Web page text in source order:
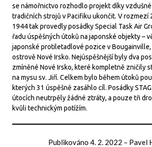
se námořnictvo rozhodlo projekt díky
tradičních strojů v Pacifiku ukončit. V rozmezí
1944 tak provedly posádky Special Task Air
řadu úspěšných útoků na japonské objekty –
japonské protiletadlové pozice v Bougainville,
ostrově Nové Irsko. Nejúspěšnější byly dva
zmíněné Nové Irsko, které kompletně zničily
na mysu sv. Jiří. Celkem bylo během útoků
kterých 31 úspěšně zasáhlo cíl. Posádky
útocích neutrpěly žádné ztráty, a pouze tři
kvůli technickým potížím.
Publikováno 4. 2. 2022 – Pavel